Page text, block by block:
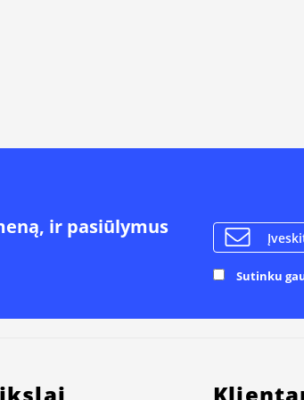
ir pasiūlymus
Sutinku